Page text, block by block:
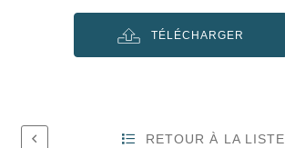
TÉLÉCHARGER
RETOUR À LA LISTE